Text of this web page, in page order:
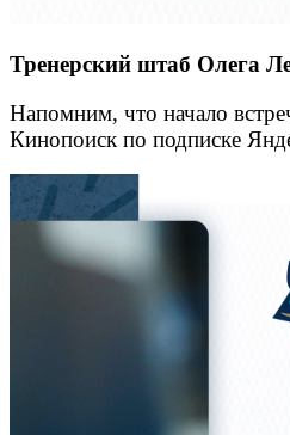
Тренерский штаб Олега
Напомним, что начало
Кинопоиск по подписке